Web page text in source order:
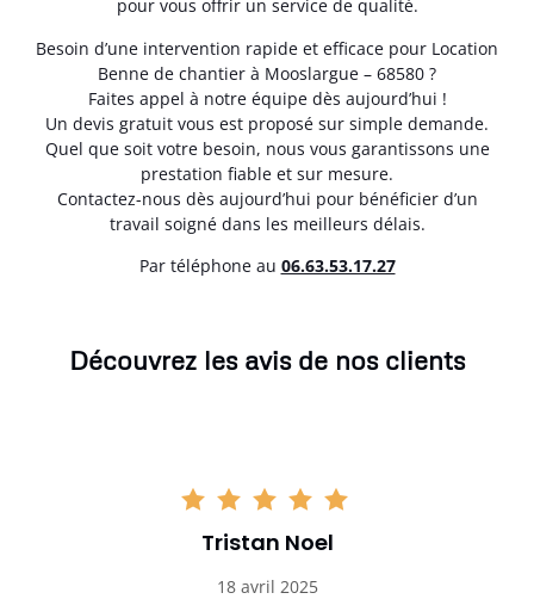
pour vous offrir un service de qualité.
Besoin d’une intervention rapide et efficace pour Location
Benne de chantier à Mooslargue – 68580 ?
Faites appel à notre équipe dès aujourd’hui !
Un devis gratuit vous est proposé sur simple demande.
Quel que soit votre besoin, nous vous garantissons une
prestation fiable et sur mesure.
Contactez-nous dès aujourd’hui pour bénéficier d’un
travail soigné dans les meilleurs délais.
Par téléphone au 06.63.53.17.27
Découvrez les avis de nos clients
Tristan Noel
18 avril 2025